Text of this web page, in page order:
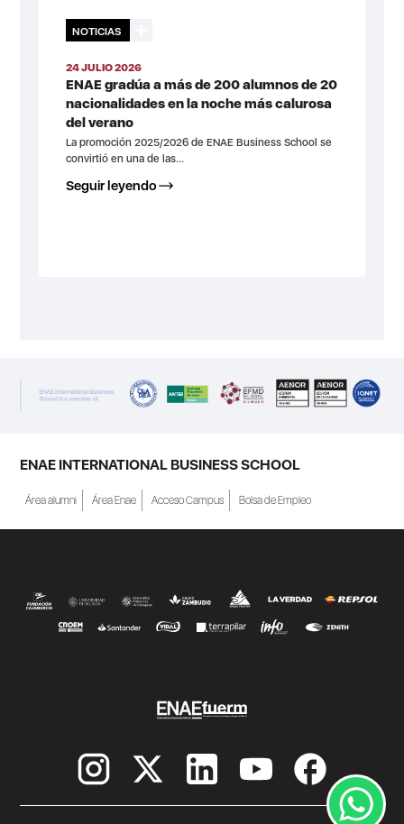
NOTICIAS
24 JULIO 2026
ENAE gradúa a más de 200 alumnos de 20
nacionalidades en la noche más calurosa
del verano
La promoción 2025/2026 de ENAE Business School se
convirtió en una de las...
Seguir leyendo
ENAE INTERNATIONAL BUSINESS SCHOOL
Área alumni Área Enae Acceso Campus Bolsa de Empleo